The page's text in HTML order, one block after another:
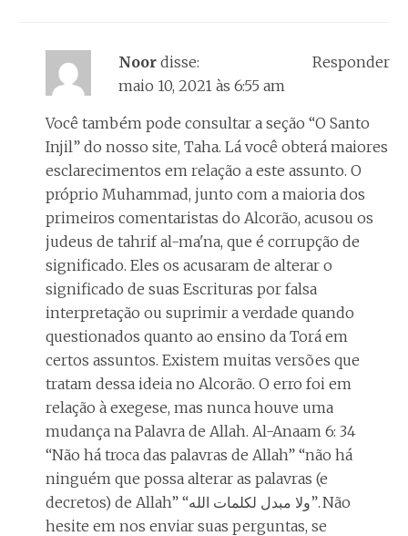
Noor disse:
maio 10, 2021 às 6:55 am
Você também pode consultar a seção “O Santo
Injil” do nosso site, Taha. Lá você obterá maiores
esclarecimentos em relação a este assunto. O
próprio Muhammad, junto com a maioria dos
primeiros comentaristas do Alcorão, acusou os
judeus de tahrif al-ma'na, que é corrupção de
significado. Eles os acusaram de alterar o
significado de suas Escrituras por falsa
interpretação ou suprimir a verdade quando
questionados quanto ao ensino da Torá em
certos assuntos. Existem muitas versões que
tratam dessa ideia no Alcorão. O erro foi em
relação à exegese, mas nunca houve uma
mudança na Palavra de Allah. Al-Anaam 6: 34
“Não há troca das palavras de Allah” “não há
ninguém que possa alterar as palavras (e
decretos) de Allah” “ولا مبدل لكلمات الله”. Não
hesite em nos enviar suas perguntas, se
Responder